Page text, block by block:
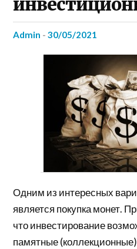
admin -30/05/2021
Одним из интересных
является покупка монет.
что инвестирование
памятные